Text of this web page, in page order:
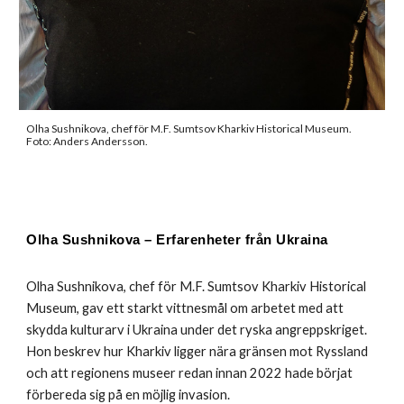
Olha Sushnikova, chef för M.F. Sumtsov Kharkiv Historical Museum.
Foto: Anders Andersson.
Olha Sushnikova – Erfarenheter från Ukraina
Olha Sushnikova, chef för M.F. Sumtsov Kharkiv Historical
Museum, gav ett starkt vittnesmål om arbetet med att
skydda kulturarv i Ukraina under det ryska angreppskriget.
Hon beskrev hur Kharkiv ligger nära gränsen mot Ryssland
och att regionens museer redan innan 2022 hade börjat
förbereda sig på en möjlig invasion.